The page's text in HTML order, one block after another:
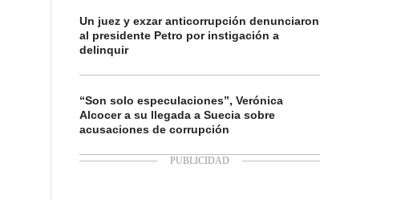
Un juez y exzar anticorrupción denunciaron
al presidente Petro por instigación a
delinquir
“Son solo especulaciones”, Verónica
Alcocer a su llegada a Suecia sobre
acusaciones de corrupción